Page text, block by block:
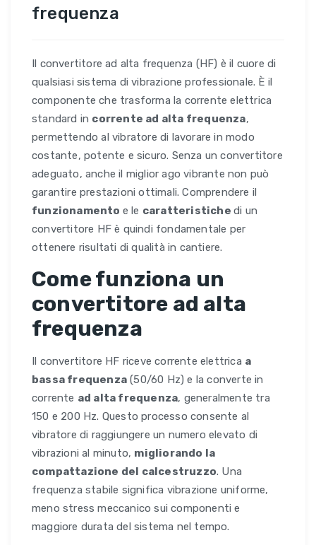
frequenza
Il convertitore ad alta frequenza (HF) è il cuore di
qualsiasi sistema di vibrazione professionale. È il
componente che trasforma la corrente elettrica
standard in corrente ad alta frequenza,
permettendo al vibratore di lavorare in modo
costante, potente e sicuro. Senza un convertitore
adeguato, anche il miglior ago vibrante non può
garantire prestazioni ottimali. Comprendere il
funzionamento e le caratteristichedi un
convertitore HF è quindi fondamentale per
ottenere risultati di qualità in cantiere.
Come funziona un
convertitore ad alta
frequenza
Il convertitore HF riceve corrente elettrica a
bassa frequenza (50/60 Hz) e la converte in
corrente ad alta frequenza, generalmente tra
150 e 200 Hz. Questo processo consente al
vibratore di raggiungere un numero elevato di
vibrazioni al minuto, migliorando la
compattazione del calcestruzzo. Una
frequenza stabile significa vibrazione uniforme,
meno stress meccanico sui componenti e
maggiore durata del sistema nel tempo.